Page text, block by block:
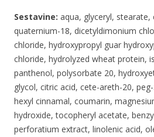
Sestavine: aqua, glyceryl,
quaternium-18, dicetyldimonium
chloride, hydroxypropyl guar
chloride, hydrolyzed wheat protein,
panthenol, polysorbate 20,
glycol, citric acid, cete-areth-20,
hexyl cinnamal, coumarin,
hydroxide, tocopheryl acetate,
perforatium extract, linolenic acid,